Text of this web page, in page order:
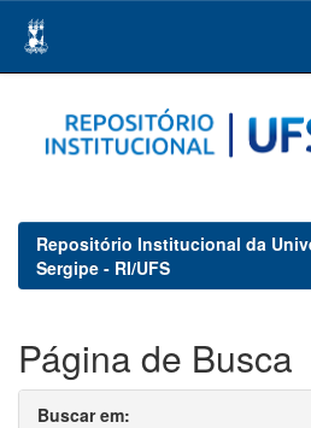
navigation
Repositório Institucional da
Sergipe - RI/UFS
Página de Busca
Buscar em: